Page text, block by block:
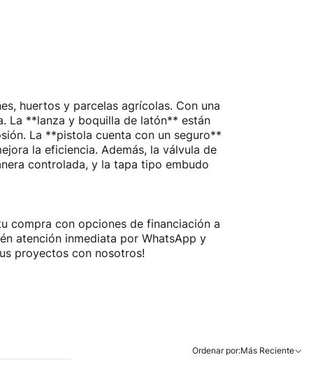
huertos y parcelas agrícolas. Con una
La **lanza y boquilla de latón** están
La **pistola cuenta con un seguro**
la eficiencia. Además, la válvula de
controlada, y la tapa tipo embudo
compra con opciones de financiación a
atención inmediata por WhatsApp y
proyectos con nosotros!
Ordenar por:Más Reciente